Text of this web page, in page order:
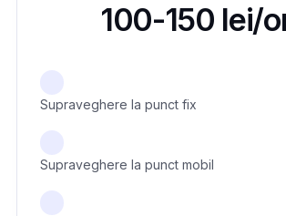
100-150 lei/
Supraveghere la punct fix
Supraveghere la punct mobil